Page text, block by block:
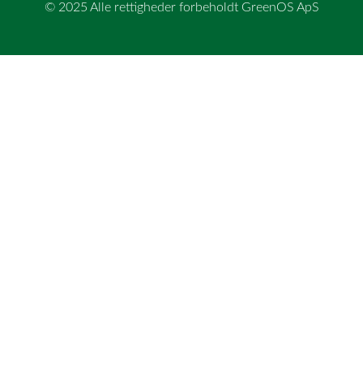
© 2025 Alle rettigheder forbeholdt GreenOS ApS